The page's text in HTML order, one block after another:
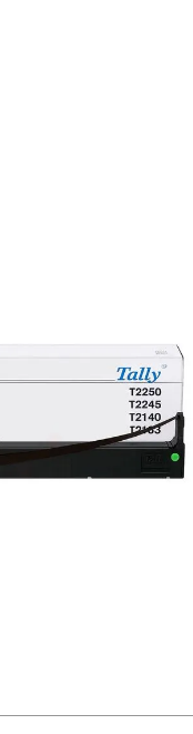
060425 - noir
Tally Genicom, nous
les produits de la